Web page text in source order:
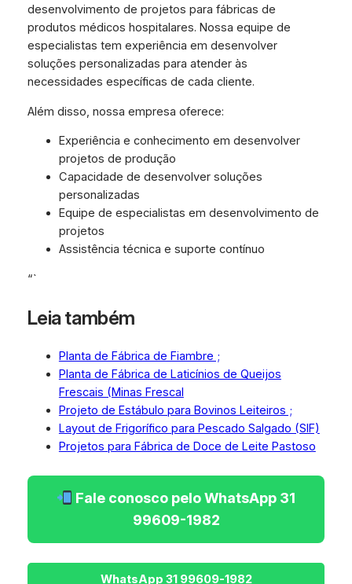
desenvolvimento de projetos para fábricas de
produtos médicos hospitalares. Nossa equipe de
especialistas tem experiência em desenvolver
soluções personalizadas para atender às
necessidades específicas de cada cliente.
Além disso, nossa empresa oferece:
Experiência e conhecimento em desenvolver
projetos de produção
Capacidade de desenvolver soluções
personalizadas
Equipe de especialistas em desenvolvimento de
projetos
Assistência técnica e suporte contínuo
“`
Leia também
Planta de Fábrica de Fiambre ;
Planta de Fábrica de Laticínios de Queijos
Frescais (Minas Frescal
Projeto de Estábulo para Bovinos Leiteiros ;
Layout de Frigorífico para Pescado Salgado (SIF)
Projetos para Fábrica de Doce de Leite Pastoso
Fale conosco pelo WhatsApp 31
99609-1982